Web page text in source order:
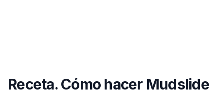
Receta. Cómo hacer Mudslide